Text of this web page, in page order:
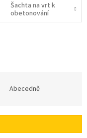
Šachta na vrt k
obetonování
Abecedně